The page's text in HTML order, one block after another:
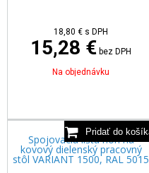
18,80 € s DPH
15,28 € bez DPH
Na objednávku
Spojovacia lišta nôh na
kovový dielenský pracovný
stôl VARIANT 1500, RAL 5015